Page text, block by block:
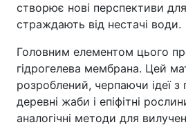
створює нові перспективи
страждають від нестачі води.
Головним елементом цього
гідрогелева мембрана. Цей
розроблений, черпаючи ідеї з
деревні жаби і епіфітні
аналогічні методи для